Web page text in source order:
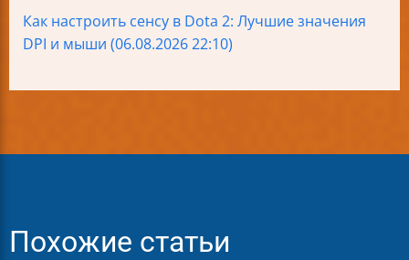
Как настроить сенсу в Dota 2: Лучшие значения
DPI и мыши (06.08.2026 22:10)
Похожие статьи